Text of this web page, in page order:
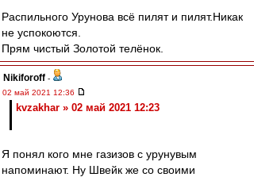
Распильного Урунова всё пилят и пилят.Никак
не успокоются.
Прям чистый Золотой телёнок.
Nikiforoff -
02 май 2021 12:36
kvzakhar » 02 май 2021 12:23
Я понял кого мне газизов с урунувым
напоминают. Ну Швейк же со своими